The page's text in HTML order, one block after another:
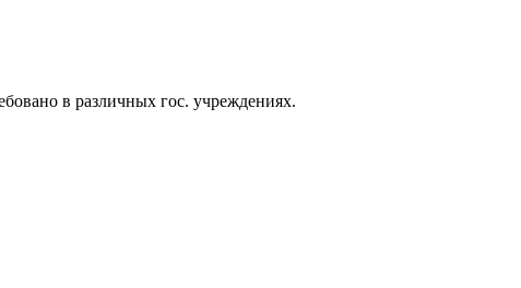
в различных гос. учреждениях.